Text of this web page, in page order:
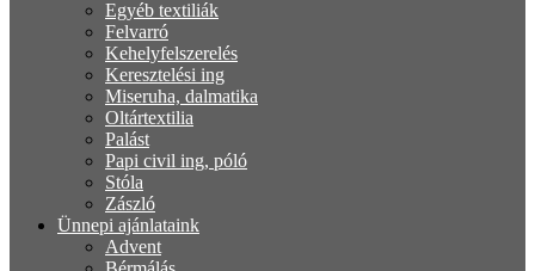
Egyéb textiliák
Felvarró
Kehelyfelszerelés
Keresztelési ing
Miseruha, dalmatika
Oltártextilia
Palást
Papi civil ing, póló
Stóla
Zászló
Ünnepi ajánlataink
Advent